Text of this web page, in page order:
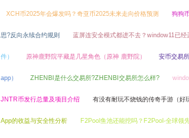
XCH币2025年会爆发吗？奇亚币2025未来走向价格预测 狗狗
思?反向永续合约规则 蓝屏连安全模式都进不去？window11已
件） 原神鹿野院平藏是几星角色（原神 鹿野院） 安币交易
app） ZHENBI是什么交易所?ZHENBI交易所怎么样?
JNTR币发行总量及项目介绍 有没有耐玩不烧钱的传奇手游（好
App的收益与安全性分析 F2Pool鱼池还能挖吗？F2Pool-全球领